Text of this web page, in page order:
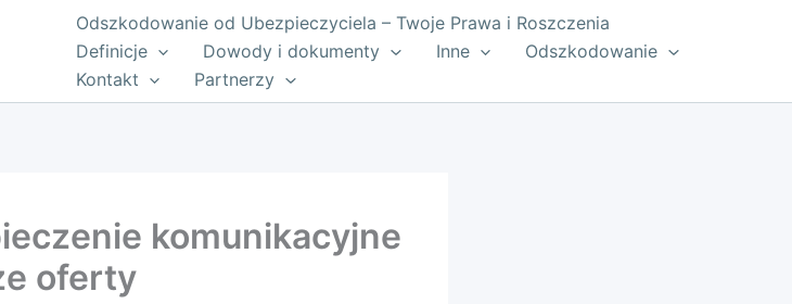
Odszkodowanie od Ubezpieczyciela – Twoje Prawa i Roszczenia
Definicje
Dowody i dokumenty Inne
Odszkodowanie
Kontakt
Partnerzy
komunikacyjne
oferty